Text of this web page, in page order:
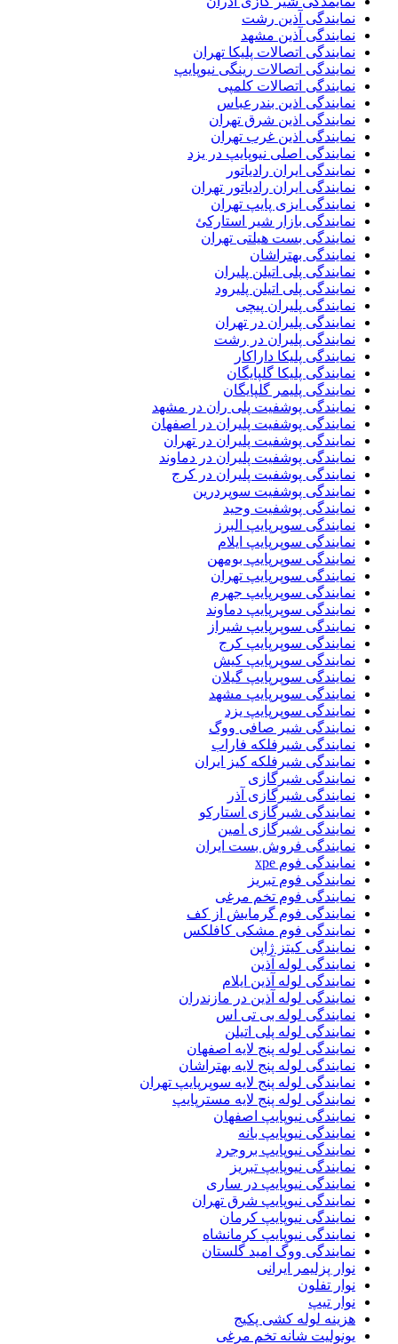
نمایندگی آذین رشت
نمایندگی آذین مشهد
نمایندگی اتصالات پلیکا تهران
نمایندگی اتصالات رینگی نیوپایپ
نمایندگی اتصالات کلمپی
نمایندگی اذین بندرعباس
نمایندگی اذین شرق تهران
نمایندگی اذین غرب تهران
نمایندگی اصلی نیوپایپ در یزد
نمایندگی ایران رادیاتور
نمایندگی ایران رادیاتور تهران
نمایندگی ایزی پایپ تهران
نمایندگی بازار شیر استارکئ
نمایندگی بست هیلتی تهران
نمایندگی بهتراشان
نمایندگی پلی اتیلن پلیران
نمایندگی پلی اتیلن پلیرود
نمایندگی پلیران پیچی
نمایندگی پلیران در تهران
نمایندگی پلیران در رشت
نمایندگی پلیکا داراکار
نمایندگی پلیکا گلپایگان
نمایندگی پلیمر گلپایگان
نمایندگی پوشفیت پلی ران در مشهد
نمایندگی پوشفیت پلیران در اصفهان
نمایندگی پوشفیت پلیران در تهران
نمایندگی پوشفیت پلیران در دماوند
نمایندگی پوشفیت پلیران در کرج
نمایندگی پوشفیت سوپردرین
نمایندگی پوشفیت وحید
نمایندگی سوپرپایپ البرز
نمایندگی سوپرپایپ ایلام
نمایندگی سوپرپایپ بومهن
نمایندگی سوپرپایپ تهران
نمایندگی سوپرپایپ جهرم
نمایندگی سوپرپایپ دماوند
نمایندگی سوپرپایپ شیراز
نمایندگی سوپرپایپ کرج
نمایندگی سوپرپایپ کیش
نمایندگی سوپرپایپ گیلان
نمایندگی سوپرپایپ مشهد
نمایندگی سوپرپایپ یزد
نمایندگی شیر صافی ووگ
نمایندگی شیرفلکه فاراب
نمایندگی شیرفلکه کیز ایران
نمایندگی شیرگازی
نمایندگی شیرگازی آذر
نمایندگی شیرگازی استارکو
نمایندگی شیرگازی امین
نمایندگی فروش بست ایران
نمایندگی فوم xpe
نمایندگی فوم تبریز
نمایندگی فوم تخم مرغی
نمایندگی فوم گرمایش از کف
نمایندگی فوم مشکی کافلکس
نمایندگی کیتز ژاپن
نمایندگی لوله آذین
نمایندگی لوله آذین ایلام
نمایندگی لوله آذین در مازندران
نمایندگی لوله بی تی اس
نمایندگی لوله پلی اتیلن
نمایندگی لوله پنج لایه اصفهان
نمایندگی لوله پنج لایه بهتراشان
نمایندگی لوله پنج لایه سوپرپایپ تهران
نمایندگی لوله پنج لایه مسترپایپ
نمایندگی نیوپایپ اصفهان
نمایندگی نیوپایپ بانه
نمایندگی نیوپایپ بروجرد
نمایندگی نیوپایپ تبریز
نمایندگی نیوپایپ در ساری
نمایندگی نیوپایپ شرق تهران
نمایندگی نیوپایپ کرمان
نمایندگی نیوپایپ کرمانشاه
نمایندگی ووگ امید گلستان
نوار پزلیمر ایرانی
نوار تفلون
نوار تیپ
هزینه لوله کشی پکیج
یونولیت شانه تخم مرغی